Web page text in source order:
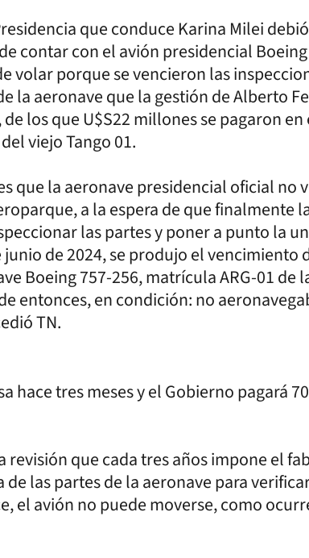
que conduce Karina Milei
contar con el avión presidencial
volar porque se vencieron las
la aeronave que la gestión de Alberto
los que U$S22 millones se pagaron
viejo Tango 01.
que la aeronave presidencial oficial no
a la espera de que finalmente
las partes y poner a punto la
de 2024, se produjo el vencimiento
Boeing 757-256, matrícula ARG-01 de
entonces, en condición: no
TN.
hace tres meses y el Gobierno pagará
revisión que cada tres años impone el
las partes de la aeronave para
el avión no puede moverse, como